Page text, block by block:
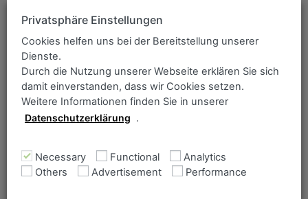
DIFENDER 500
DIFENDER 500is an alloyed, high strength quenched
and tempered steel with a resistance against bullet and
used for light weight armoured vehicles. Due to its
performance the steel is used by the customers for civil
Privatsphäre Einstellungen
Cookies helfen uns bei der Bereitstellung unserer
Dienste.
Durch die Nutzung unserer Webseite erklären Sie sich
damit einverstanden, dass wir Cookies setzen.
Weitere Informationen finden Sie in unserer
Datenschutzerklärung .
Necessary Functional
Analytics
Others
Advertisement Performance